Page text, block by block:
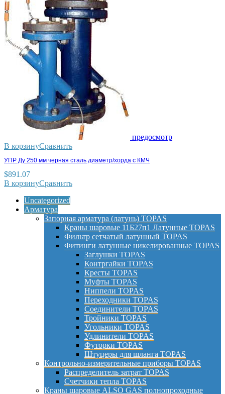
предосмотр
В корзинуСравнить
УПР Ду 250 мм черная сталь диаметр/хорда с КМЧ
$891.07
В корзинуСравнить
Uncategorized
Арматура
Запорная арматура (латунь) TOPAS
Краны шаровые 11Б27п1 Латунные TOPAS
Фильтр сетчатый латунный TOPAS
Фитинги латунные никелированные TOPAS
Заглушки TOPAS
Контргайки TOPAS
Кресты TOPAS
Муфты TOPAS
Ниппели TOPAS
Переходники TOPAS
Соединители TOPAS
Тройники TOPAS
Угольники TOPAS
Удлинители TOPAS
Футорки TOPAS
Штуцеры для шланга TOPAS
Контрольно-измерительные приборы TOPAS
Распределитель затрат TOPAS
Счетчики тепла TOPAS
Краны шаровые ALSO GAS полнопроходные